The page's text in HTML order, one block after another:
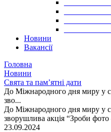
Новини
Вакансії
Головна
Новини
Свята та пам’ятні дати
До Міжнародного дня миру у
зво...
До Міжнародного дня миру у
зворушлива акція “Зроби
23.09.2024